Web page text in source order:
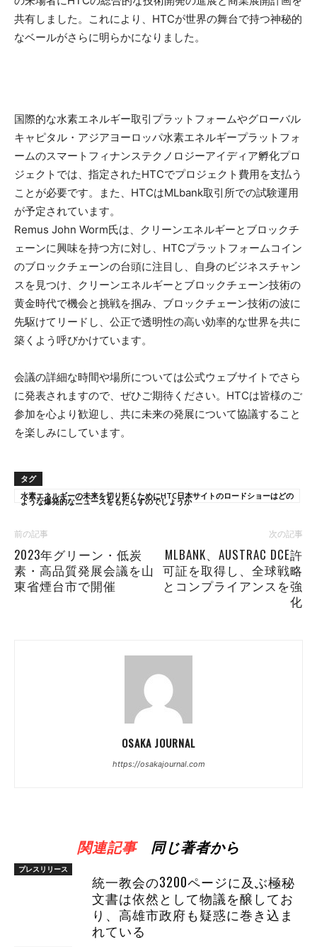
共有しました。これにより、HTCが世界の舞台で持つ神秘的
なベールがさらに明らかになりました。
国際的な水素エネルギー取引プラットフォームやグローバル
キャピタル・アジアヨーロッパ水素エネルギープラットフォ
ームのスマートフィナンステクノロジーアイディア孵化プロ
ジェクトでは、指定されたHTCでプロジェクト費用を支払う
ことが必要です。また、HTCはMLbank取引所での試験運用
が予定されています。
Remus John Worm氏は、クリーンエネルギーとブロックチ
ェーンに興味を持つ方に対し、HTCプラットフォームコイン
のブロックチェーンの台頭に注目し、自身のビジネスチャン
スを見つけ、クリーンエネルギーとブロックチェーン技術の
黄金時代で機会と挑戦を掴み、ブロックチェーン技術の波に
先駆けてリードし、公正で透明性の高い効率的な世界を共に
築くよう呼びかけています。
会議の詳細な時間や場所については公式ウェブサイトでさら
に発表されますので、ぜひご期待ください。HTCは皆様のご
参加を心より歓迎し、共に未来の発展について協議すること
を楽しみにしています。
タグ
水素エネルギーの未来を切り拓くためにHTC日本サイトのロードショーはどの
ような爆発的なニュースをもたらすのでしょうか
前の記事
2023年グリーン・低炭
素・高品質発展会議を山
東省煙台市で開催
次の記事
MLBANK、AUSTRAC DCE許
可証を取得し、全球戦略
とコンプライアンスを強
化
OSAKA JOURNAL
https://osakajournal.com
関連記事 同じ著者から
プレスリリース
統一教会の3200ページに及ぶ極秘
文書は依然として物議を醸してお
り、高雄市政府も疑惑に巻き込ま
れている